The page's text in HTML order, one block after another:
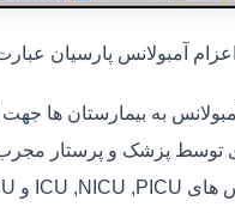
آمبولانس پارسیان عبارت
به بیمارستان ها جهت
توسط پزشک و پرستار